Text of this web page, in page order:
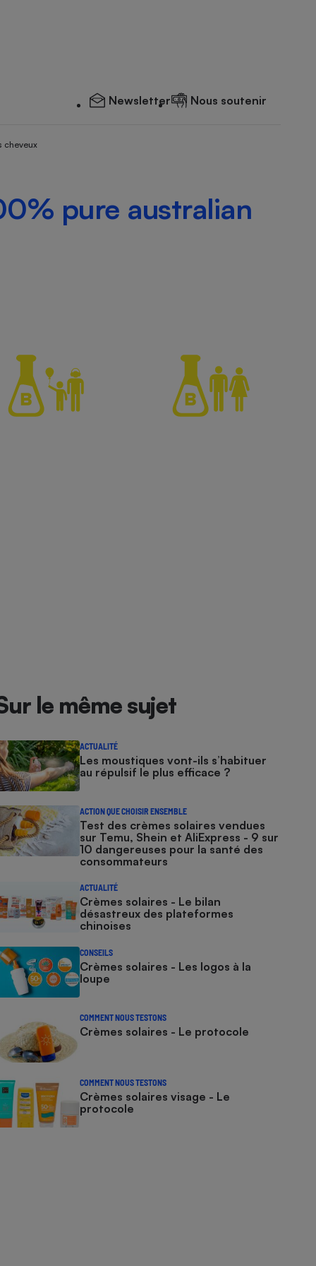
Newsletter Nous soutenir
cheveux
pure australian
le même sujet
ACTUALITÉ
Les moustiques vont-ils s’habituer
au répulsif le plus efficace ?
ACTION QUE CHOISIR ENSEMBLE
Test des crèmes solaires vendues
sur Temu, Shein et AliExpress - 9 sur
10 dangereuses pour la santé des
consommateurs
ACTUALITÉ
Crèmes solaires - Le bilan
désastreux des plateformes
chinoises
CONSEILS
Crèmes solaires - Les logos à la
loupe
COMMENT NOUS TESTONS
Crèmes solaires - Le protocole
COMMENT NOUS TESTONS
Crèmes solaires visage - Le
protocole